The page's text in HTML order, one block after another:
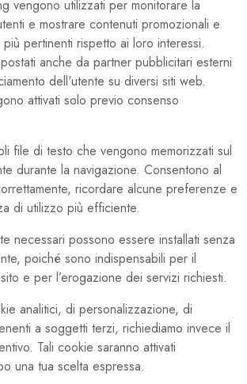
vengono utilizzati per monitorare la
e mostrare contenuti promozionali e
pertinenti rispetto ai loro interessi.
anche da partner pubblicitari esterni
dell'utente su diversi siti web.
attivati solo previo consenso
file di testo che vengono memorizzati sul
durante la navigazione. Consentono al
ricordare alcune preferenze e
di utilizzo più efficiente.
necessari possono essere installati senza
poiché sono indispensabili per il
e per l’erogazione dei servizi richiesti.
analitici, di personalizzazione, di
a soggetti terzi, richiediamo invece il
Tali cookie saranno attivati
una tua scelta espressa.